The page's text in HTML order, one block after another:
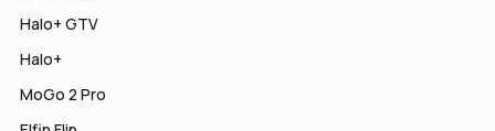
Halo+ GTV
Halo+
MoGo 2 Pro